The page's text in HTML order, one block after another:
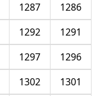
1286
1287
1291
1292
1296
1297
1301
1302